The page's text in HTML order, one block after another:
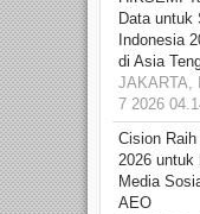
Data untuk
Indonesia
di Asia
JAKARTA,
7 2026
Cision
2026 untuk
Media
AEO